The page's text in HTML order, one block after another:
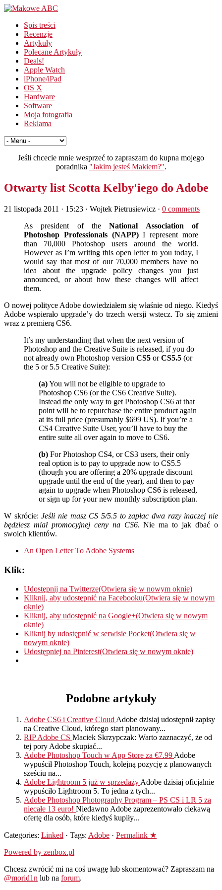
Spis treści
Recenzje
Artykuły
Polecane Artykuły
Deals!
Apple Watch
iPhone/iPad
OS X
Hardware
Software
Moja fotografia
Reklama
Jeśli chcecie mnie wesprzeć to zapraszam do kupna mojego
poradnika "Jakim jesteś Makiem?".
Otwarty list Scotta Kelby'iego do Adobe
21 listopada 2011 · 15:23 · Wojtek Pietrusiewicz · 0 comments
As president of theNational Association of
Photoshop Professionals (NAPP)I represent more
than 70,000 Photoshop users around the world.
However as I’m writing this open letter to you today, I
would say that most of our 70,000 members have no
idea about the upgrade policy changes you just
announced, or about how these changes will affect
them.
O nowej polityce Adobe dowiedziałem się właśnie od niego. Kiedyś
Adobe wspierało upgrade’y do trzech wersji wstecz. To się zmieni
wraz z premierą CS6.
It’s my understanding that when the next version of
Photoshop and the Creative Suite is released, if you do
not already own Photoshop version CS5 orCS5.5 (or
the 5 or 5.5 Creative Suite):
(a)You will not be eligible to upgrade to
Photoshop CS6 (or the CS6 Creative Suite).
Instead the only way to get Photoshop CS6 at that
point will be to repurchase the entire product again
at its full price (presumably $699 US). If you’re a
CS4 Creative Suite User, you’ll have to buy the
entire suite all over again to move to CS6.
(b) For Photoshop CS4, or CS3 users, their only
real option is to pay to upgrade now to CS5.5
(though you are offering a 20% upgrade discount
upgrade until the end of the year), and then to pay
again to upgrade when Photoshop CS6 is released,
or sign up for your new monthly subscription plan.
W skrócie:Jeśli nie masz CS 5/5.5 to zapłac dwa razy inaczej nie
będziesz miał promocyjnej ceny na CS6.Nie ma to jak dbać o
swoich klientów.
An Open Letter To Adobe Systems
Klik:
Udostępnij na Twitterze(Otwiera się w nowym oknie)
Kliknij, aby udostępnić na Facebooku(Otwiera się w nowym
oknie)
Kliknij, aby udostępnić na Google+(Otwiera się w nowym
oknie)
Kliknij by udostępnić w serwisie Pocket(Otwiera się w
nowym oknie)
Udostępniej na Pinterest(Otwiera się w nowym oknie)
Podobne artykuły
Adobe CS6 i Creative Cloud Adobe dzisiaj udostępnił zapisy
na Creative Cloud, którego start planowany...
RIP Adobe CS Maciek Skrzypczak: Warto zaznaczyć, że od
tej pory Adobe skupiać...
Adobe Photoshop Touch w App Store za €7.99 Adobe
wypuścił Photoshop Touch, kolejną pozycję z planowanych
sześciu na...
Adobe Lightroom 5 już w sprzedaży Adobe dzisiaj oficjalnie
wypuściło Lightroom 5. To jedna z tych...
Adobe Photoshop Photography Program – PS CS i LR 5 za
niecałe 13 euro! Niedawno Adobe zaprezentowało ciekawą
ofertę dla osób, które kiedyś kupiły...
Categories: Linked · Tags: Adobe · Permalink ★
Powered by zenbox.pl
Chcesz zwrócić mi na coś uwagę lub skomentować? Zapraszam na
@morid1n lub na forum.